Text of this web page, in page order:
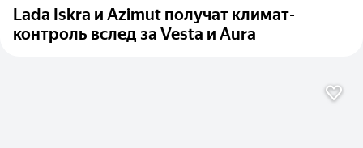
Lada Iskra и Azimut получат климат-
контроль вслед за Vesta и Aura